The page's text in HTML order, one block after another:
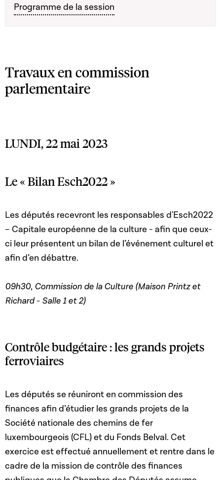
Programme de la session
Travaux en commission
parlementaire
LUNDI, 22 mai 2023
Le « Bilan Esch2022 »
Les députés recevront les responsables d'Esch2022
– Capitale européenne de la culture - afin que ceux-
ci leur présentent un bilan de l’événement culturel et
afin d’en débattre.
09h30, Commission de la Culture (Maison Printz et
Richard - Salle 1 et 2)
Contrôle budgétaire : les grands projets
ferroviaires
Les députés se réuniront en commission des
finances afin d’étudier les grands projets de la
Société nationale des chemins de fer
luxembourgeois (CFL) et du Fonds Belval. Cet
exercice est effectué annuellement et rentre dans le
cadre de la mission de contrôle des finances